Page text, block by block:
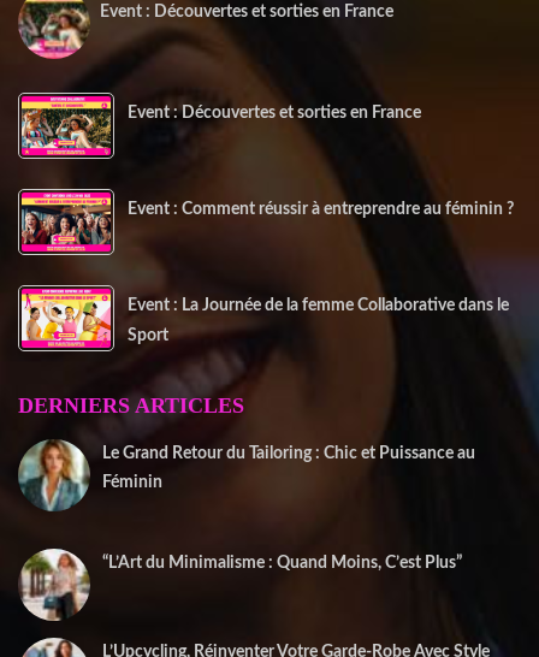
Event : Découvertes et sorties en France
Event : Découvertes et sorties en France
Event : Comment réussir à entreprendre au féminin ?
Event : La Journée de la femme Collaborative dans le
Sport
DERNIERS ARTICLES
Le Grand Retour du Tailoring : Chic et Puissance au
Féminin
“L’Art du Minimalisme : Quand Moins, C’est Plus”
L’Upcycling, Réinventer Votre Garde-Robe Avec Style